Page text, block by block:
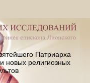
Патриарха
новых религиозных